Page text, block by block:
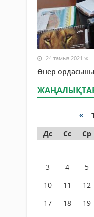
24 тамыз 2021 ж.
Өнер
«
Дс
Сс Ср
3
4 5
10
11 12
17
18 19